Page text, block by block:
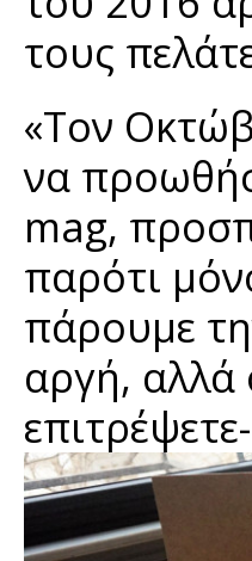
τους
«Τον
να
mag,
παρότι
πάρουμε
αργή, αλλά